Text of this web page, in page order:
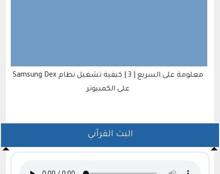
معلومة على السريع | 3 | كيفية تشغيل نظام Samsung Dex
على الكمبيوتر
البث القرآني